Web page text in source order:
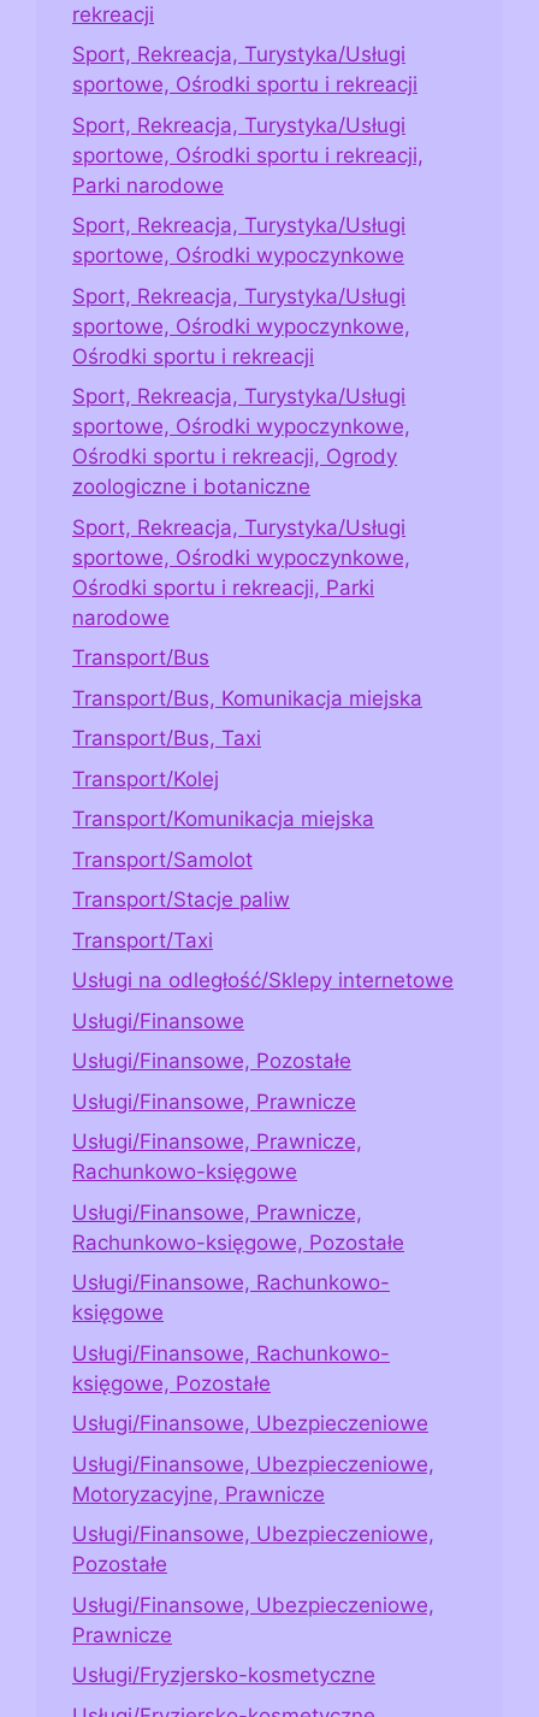
rekreacji
Sport, Rekreacja, Turystyka/Usługi
sportowe, Ośrodki sportu i rekreacji
Sport, Rekreacja, Turystyka/Usługi
sportowe, Ośrodki sportu i rekreacji,
Parki narodowe
Sport, Rekreacja, Turystyka/Usługi
sportowe, Ośrodki wypoczynkowe
Sport, Rekreacja, Turystyka/Usługi
sportowe, Ośrodki wypoczynkowe,
Ośrodki sportu i rekreacji
Sport, Rekreacja, Turystyka/Usługi
sportowe, Ośrodki wypoczynkowe,
Ośrodki sportu i rekreacji, Ogrody
zoologiczne i botaniczne
Sport, Rekreacja, Turystyka/Usługi
sportowe, Ośrodki wypoczynkowe,
Ośrodki sportu i rekreacji, Parki
narodowe
Transport/Bus
Transport/Bus, Komunikacja miejska
Transport/Bus, Taxi
Transport/Kolej
Transport/Komunikacja miejska
Transport/Samolot
Transport/Stacje paliw
Transport/Taxi
Usługi na odległość/Sklepy internetowe
Usługi/Finansowe
Usługi/Finansowe, Pozostałe
Usługi/Finansowe, Prawnicze
Usługi/Finansowe, Prawnicze,
Rachunkowo-księgowe
Usługi/Finansowe, Prawnicze,
Rachunkowo-księgowe, Pozostałe
Usługi/Finansowe, Rachunkowo-
księgowe
Usługi/Finansowe, Rachunkowo-
księgowe, Pozostałe
Usługi/Finansowe, Ubezpieczeniowe
Usługi/Finansowe, Ubezpieczeniowe,
Motoryzacyjne, Prawnicze
Usługi/Finansowe, Ubezpieczeniowe,
Pozostałe
Usługi/Finansowe, Ubezpieczeniowe,
Prawnicze
Usługi/Fryzjersko-kosmetyczne